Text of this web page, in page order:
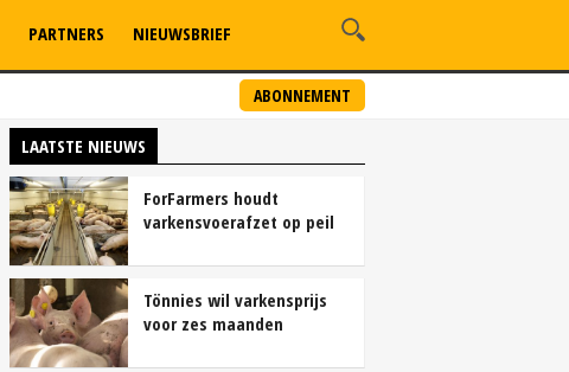
ABONNEMENT
PARTNERS NIEUWSBRIEF
LAATSTE NIEUWS
ForFarmers houdt
varkensvoerafzet op peil
varkensstapel
Tönnies wil varkensprijs
voor zes maanden